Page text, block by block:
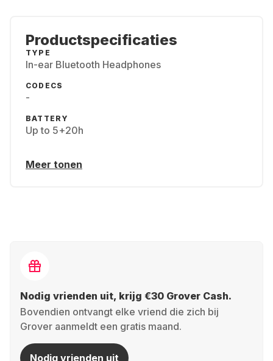
Productspecificaties
TYPE
In-ear Bluetooth Headphones
CODECS
-
BATTERY
Up to 5+20h
Meer tonen
Nodig vrienden uit, krijg €30 Grover Cash.
Bovendien ontvangt elke vriend die zich bij
Grover aanmeldt een gratis maand.
Nodig vrienden uit